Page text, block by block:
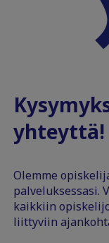
yhteyttä!
Olemme
palveluksessasi.
kaikkiin
liittyviin